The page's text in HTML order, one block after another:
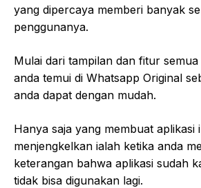
yang dipercaya memberi banyak
penggunanya.
Mulai dari tampilan dan fitur
anda temui di Whatsapp Original
anda dapat dengan mudah.
Hanya saja yang membuat aplikasi
menjengkelkan ialah ketika anda
keterangan bahwa aplikasi sudah
tidak bisa digunakan lagi.